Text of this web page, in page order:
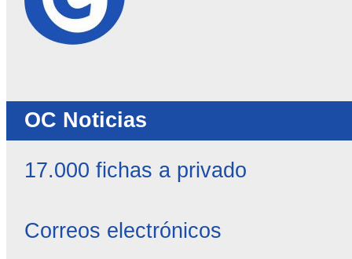
OC Noticias
17.000 fichas a privado
Correos electrónicos